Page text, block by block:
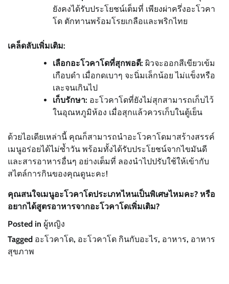
ยังคงได้รับประโยชน์เต็มที่ เพียงผ่าครึ่งอะโวคา
โด ตักทานพร้อมโรยเกลือและพริกไทย
เคล็ดลับเพิ่มเติม:
เลือกอะโวคาโดที่สุกพอดี: ผิวจะออกสีเขียวเข้ม
เกือบดำ เมื่อกดเบาๆ จะนิ่มเล็กน้อย ไม่แข็งหรือ
เละจนเกินไป
เก็บรักษา: อะโวคาโดที่ยังไม่สุกสามารถเก็บไว้
ในอุณหภูมิห้อง เมื่อสุกแล้วควรเก็บในตู้เย็น
ด้วยไอเดียเหล่านี้ คุณก็สามารถนำอะโวคาโดมาสร้างสรรค์
เมนูอร่อยได้ไม่ซ้ำวัน พร้อมทั้งได้รับประโยชน์จากไขมันดี
และสารอาหารอื่นๆ อย่างเต็มที่ ลองนำไปปรับใช้ให้เข้ากับ
สไตล์การกินของคุณดูนะคะ!
คุณสนใจเมนูอะโวคาโดประเภทไหนเป็นพิเศษไหมคะ? หรือ
อยากได้สูตรอาหารจากอะโวคาโดเพิ่มเติม?
Posted in ผู้หญิง
Tagged อะโวคาโด, อะโวคาโด กินกับอะไร, อาหาร, อาหาร
สุขภาพ